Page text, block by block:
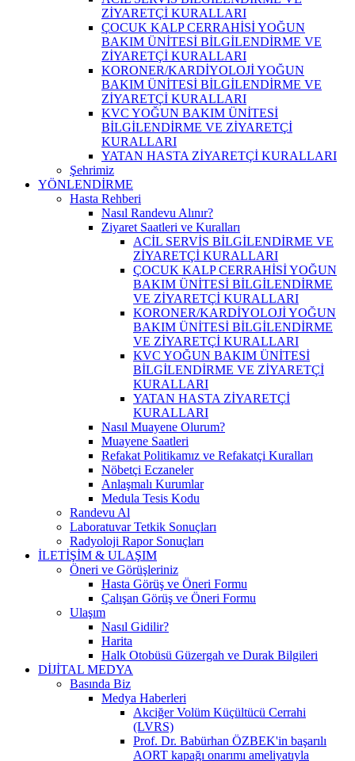
ZİYARETÇİ KURALLARI
ÇOCUK KALP CERRAHİSİ YOĞUN
BAKIM ÜNİTESİ BİLGİLENDİRME VE
ZİYARETÇİ KURALLARI
KORONER/KARDİYOLOJİ YOĞUN
BAKIM ÜNİTESİ BİLGİLENDİRME VE
ZİYARETÇİ KURALLARI
KVC YOĞUN BAKIM ÜNİTESİ
BİLGİLENDİRME VE ZİYARETÇİ
KURALLARI
YATAN HASTA ZİYARETÇİ KURALLARI
Şehrimiz
YÖNLENDİRME
Hasta Rehberi
Nasıl Randevu Alınır?
Ziyaret Saatleri ve Kuralları
ACİL SERVİS BİLGİLENDİRME VE
ZİYARETÇİ KURALLARI
ÇOCUK KALP CERRAHİSİ YOĞUN
BAKIM ÜNİTESİ BİLGİLENDİRME
VE ZİYARETÇİ KURALLARI
KORONER/KARDİYOLOJİ YOĞUN
BAKIM ÜNİTESİ BİLGİLENDİRME
VE ZİYARETÇİ KURALLARI
KVC YOĞUN BAKIM ÜNİTESİ
BİLGİLENDİRME VE ZİYARETÇİ
KURALLARI
YATAN HASTA ZİYARETÇİ
KURALLARI
Nasıl Muayene Olurum?
Muayene Saatleri
Refakat Politikamız ve Refakatçi Kuralları
Nöbetçi Eczaneler
Anlaşmalı Kurumlar
Medula Tesis Kodu
Randevu Al
Laboratuvar Tetkik Sonuçları
Radyoloji Rapor Sonuçları
İLETİŞİM & ULAŞIM
Öneri ve Görüşleriniz
Hasta Görüş ve Öneri Formu
Çalışan Görüş ve Öneri Formu
Ulaşım
Nasıl Gidilir?
Harita
Halk Otobüsü Güzergah ve Durak Bilgileri
DİJİTAL MEDYA
Basında Biz
Medya Haberleri
Akciğer Volüm Küçültücü Cerrahi
(LVRS)
Prof. Dr. Babürhan ÖZBEK'in başarılı
AORT kapağı onarımı ameliyatıyla